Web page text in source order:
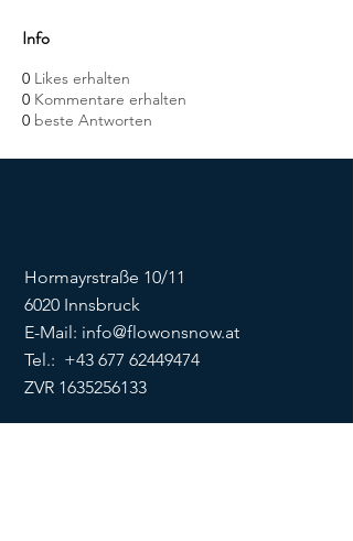
Info
0 Likes erhalten
0 Kommentare erhalten
0 beste Antworten
Hormayrstraße 10/11
6020 Innsbruck
E-Mail: info@flowonsnow.at
Tel.: +43 677 62449474
ZVR 1635256133